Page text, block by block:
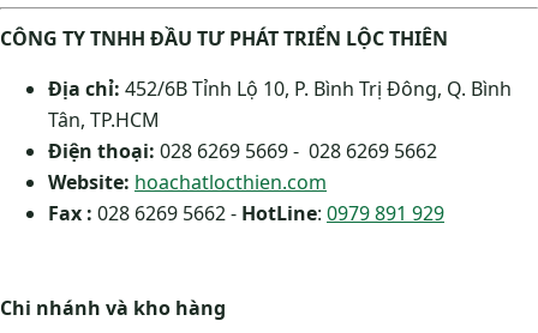
CÔNG TY TNHH ĐẦU TƯ PHÁT TRIỂN LỘC THIÊN
Địa chỉ: 452/6B Tỉnh Lộ 10, P. Bình Trị Đông, Q. Bình
Tân, TP.HCM
Điện thoại: 028 6269 5669 - 028 6269 5662
Website: hoachatlocthien.com
Fax : 028 6269 5662 - HotLine: 0979 891 929
Chi nhánh và kho hàng